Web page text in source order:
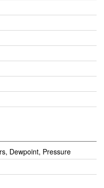
Dewpoint, Pressure